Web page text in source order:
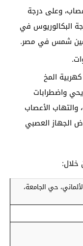
وعلى درجة
البكالوريوس في
عين شمس في مصر.
المخ
واضطرابات
والتهاب الأعصاب
الجهاز العصبي
خلال:
حي الجامعة،